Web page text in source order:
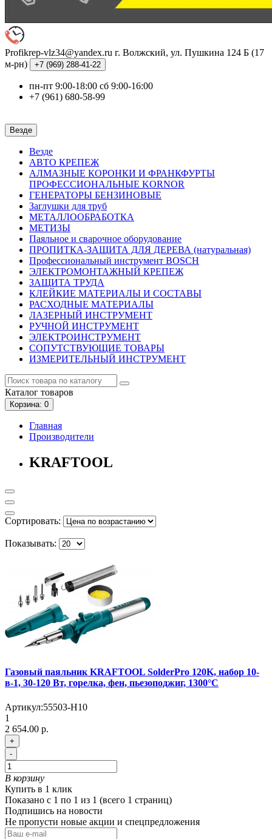
Profikrep-vlz34@yandex.ru г. Волжский, ул. Пушкина 124 Б (17
м-рн)
+7 (969) 288-41-22
пн-пт 9:00-18:00 сб 9:00-16:00
+7 (961) 680-58-99
Везде
Везде
АВТО КРЕПЕЖ
АЛМАЗНЫЕ КОРОНКИ И ФРАНКФУРТЫ
ПРОФЕССИОНАЛЬНЫЕ KORNOR
ГЕНЕРАТОРЫ БЕНЗИНОВЫЕ
Заглушки для труб
МЕТАЛЛООБРАБОТКА
МЕТИЗЫ
Паяльное и сварочное оборудование
ПРОПИТКА-ЗАЩИТА ДЛЯ ДЕРЕВА (натуральная)
Профессиональный инструмент BOSCH
ЭЛЕКТРОМОНТАЖНЫЙ КРЕПЕЖ
ЗАЩИТА ТРУДА
КЛЕЙКИЕ МАТЕРИАЛЫ И СОСТАВЫ
РАСХОДНЫЕ МАТЕРИАЛЫ
ЛАЗЕРНЫЙ ИНСТРУМЕНТ
РУЧНОЙ ИНСТРУМЕНТ
ЭЛЕКТРОИНСТРУМЕНТ
СОПУТСТВУЮЩИЕ ТОВАРЫ
ИЗМЕРИТЕЛЬНЫЙ ИНСТРУМЕНТ
Каталог товаров
Корзина: 0
Главная
Производители
KRAFTOOL
Сортировать:
Показывать:
Газовый паяльник KRAFTOOL SolderPro 120K, набор 10-
в-1, 30-120 Вт, горелка, фен, пьезоподжиг, 1300°С
Артикул:55503-H10
1
2 654.00 р.
+
-
В корзину
Купить в 1 клик
Показано с 1 по 1 из 1 (всего 1 страниц)
Подпишись на новости
Не пропусти новые акции и спецпредложения